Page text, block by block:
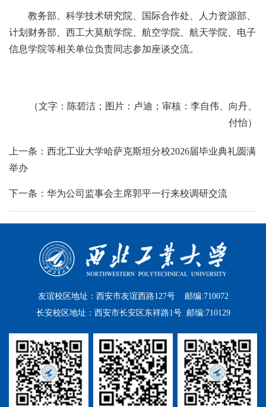
教务部、科学技术研究院、国际合作处、人力资源部、
计划财务部、西工大莫航学院、航空学院、航天学院、电子
信息学院等相关单位负责同志参加座谈交流。
（文字：陈碧洁；图片：卢迪；审核：李自伟、向丹、
付怡）
上一条：西北工业大学哈萨克斯坦分校2026届毕业典礼圆满
举办
下一条：华为公司监事会主席郭平一行来校调研交流
友谊校区地址：西安市友谊西路127号 邮编:710072
长安校区地址：西安市长安区东祥路1号 邮编:710129